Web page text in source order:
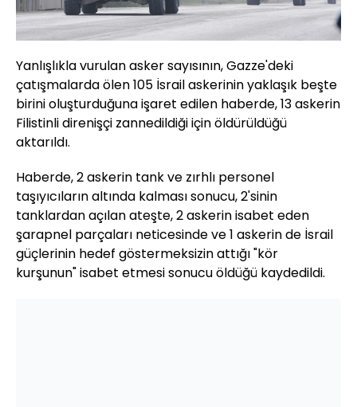
Yanlışlıkla vurulan asker sayısının, Gazze'deki
çatışmalarda ölen 105 İsrail askerinin yaklaşık beşte
birini oluşturduğuna işaret edilen haberde, 13 askerin
Filistinli direnişçi zannedildiği için öldürüldüğü
aktarıldı.
Haberde, 2 askerin tank ve zırhlı personel
taşıyıcıların altında kalması sonucu, 2'sinin
tanklardan açılan ateşte, 2 askerin isabet eden
şarapnel parçaları neticesinde ve 1 askerin de İsrail
güçlerinin hedef göstermeksizin attığı "kör
kurşunun" isabet etmesi sonucu öldüğü kaydedildi.